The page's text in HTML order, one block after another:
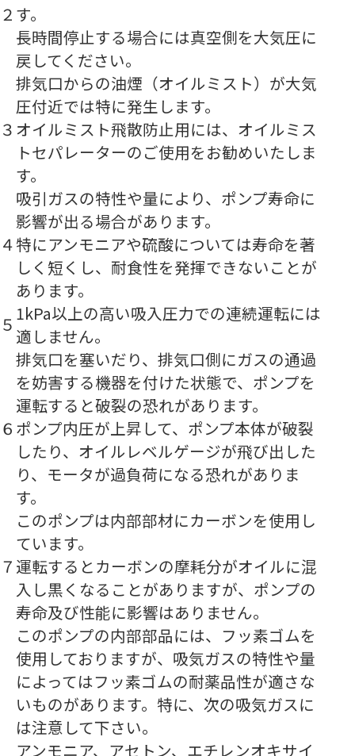
２ す。
長時間停止する場合には真空側を大気圧に
戻してください。
３
排気口からの油煙（オイルミスト）が大気
圧付近では特に発生します。
オイルミスト飛散防止用には、オイルミス
トセパレーターのご使用をお勧めいたしま
す。
４
吸引ガスの特性や量により、ポンプ寿命に
影響が出る場合があります。
特にアンモニアや硫酸については寿命を著
しく短くし、耐食性を発揮できないことが
あります。
５ 1kPa以上の高い吸入圧力での連続運転には
適しません。
６
排気口を塞いだり、排気口側にガスの通過
を妨害する機器を付けた状態で、ポンプを
運転すると破裂の恐れがあります。
ポンプ内圧が上昇して、ポンプ本体が破裂
したり、オイルレベルゲージが飛び出した
り、モータが過負荷になる恐れがありま
す。
７
このポンプは内部部材にカーボンを使用し
ています。
運転するとカーボンの摩耗分がオイルに混
入し黒くなることがありますが、ポンプの
寿命及び性能に影響はありません。
このポンプの内部部品には、フッ素ゴムを
使用しておりますが、吸気ガスの特性や量
によってはフッ素ゴムの耐薬品性が適さな
いものがあります。特に、次の吸気ガスに
は注意して下さい。
アンモニア、アセトン、エチレンオキサイ